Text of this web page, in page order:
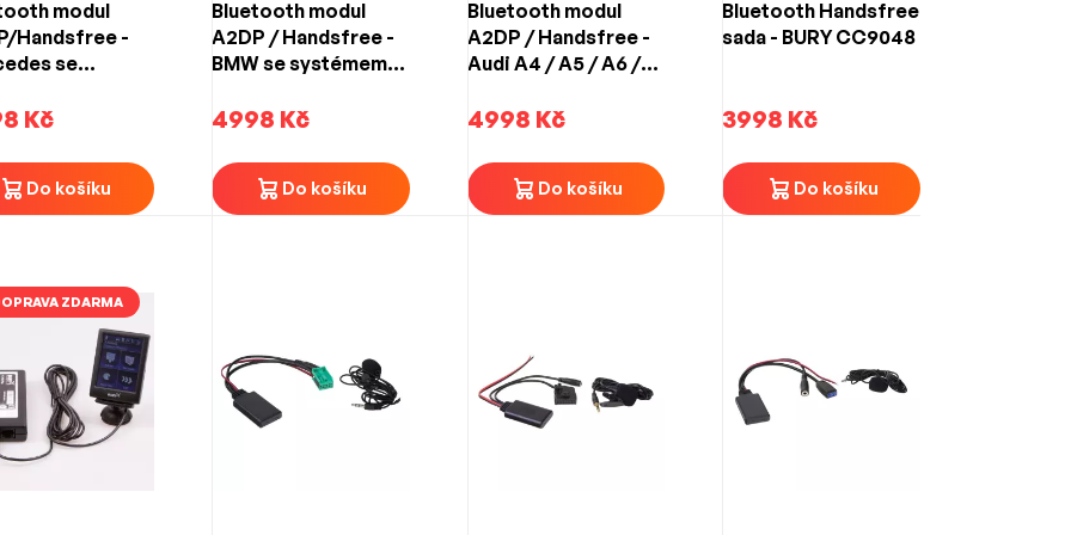
modul
Handsfree -
se
NTG2, Audio
Kč
Do košíku
Bluetooth modul
A2DP / Handsfree -
BMW se systémem
ASK, Professional
4998 Kč
Do košíku
Bluetooth modul
A2DP / Handsfree -
Audi A4 / A5 / A6 /
systémom MMI 2G
4998 Kč
Do košíku
Bluetooth Handsfree
sada - BURY CC9048
3998 Kč
Do košíku
ZDARMA